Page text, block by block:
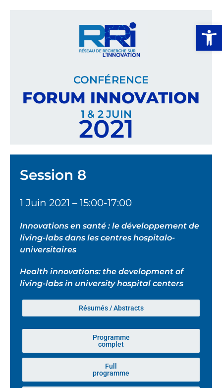
Ouvrir
CONFÉRENCE
FORUM INNOVATION
1 & 2 JUIN
2021
Session 8
1 Juin 2021 – 15:00-17:00
Innovations en santé : le développement de
living-labs dans les centres hospitalo-
universitaires
Health innovations: the development of
living-labs in university hospital centers
Résumés / Abstracts
Programme
complet
Full
programme